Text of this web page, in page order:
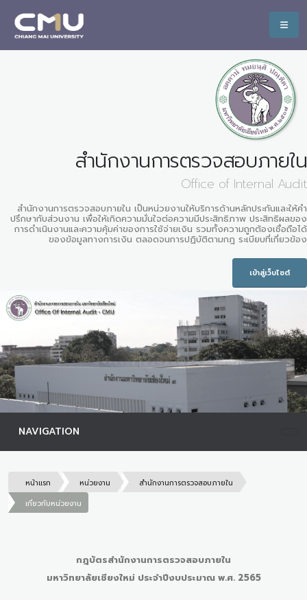
สำนักงานการตรวจสอบภายใน
Office of Internal Audit
สำนักงานการตรวจสอบภายใน เป็นหน่วยงานให้บริการด้านหลักประกันและให้คำ
ปรึกษากับส่วนงาน เพื่อให้เกิดความมั่นใจต่อความมีประสิทธิภาพ ประสิทธิผลของ
การดำเนินงานและความคุ้มค่าของการใช้จ่ายเงิน รวมทั้งความถูกต้องเชื่อถือได้
ของข้อมูลทางการเงิน ตลอดจนการปฏิบัติตามกฎ ระเบียบที่เกี่ยวข้อง
เข้าสู่เว็บไซต์
NAVIGATION
หน้าแรก หน่วยงาน
สำนักงานการตรวจสอบภายใน
เกี่ยวกับหน่วยงาน
กฎบัตรสำนักงานการตรวจสอบภายใน
มหาวิทยาลัยเชียงใหม่ ประจำปีงบประมาณ พ.ศ. 2565